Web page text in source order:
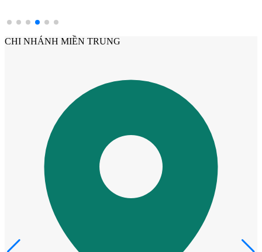
Cửa Gỗ MDF Veneer
CHI NHÁNH MIỀN TRUNG